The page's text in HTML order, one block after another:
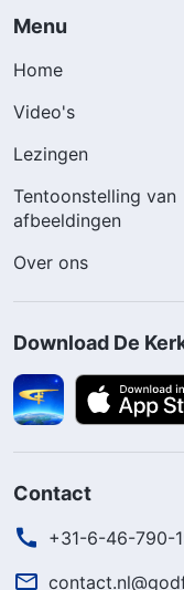
Menu
Home
Video's
Lezingen
Tentoonstelling van
afbeeldingen
Over ons
Download De
Contact
+31-6-46-790-